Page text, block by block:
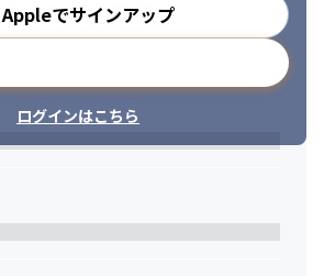
Appleでサインアップ
ログインはこちら